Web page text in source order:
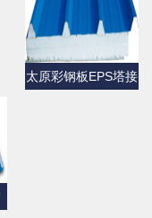
太原彩钢板EPS塔接